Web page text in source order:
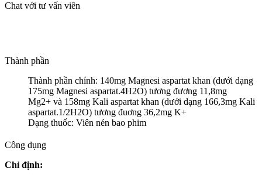
Chat với tư vấn viên
Thành phần
Thành phần chính: 140mg Magnesi aspartat khan (dưới dạng
175mg Magnesi aspartat.4H2O) tương đương 11,8mg
Mg2+ và 158mg Kali aspartat khan (dưới dạng 166,3mg Kali
aspartat.1/2H2O) tương đuơng 36,2mg K+
Dạng thuốc: Viên nén bao phim
Công dụng
Chỉ định: